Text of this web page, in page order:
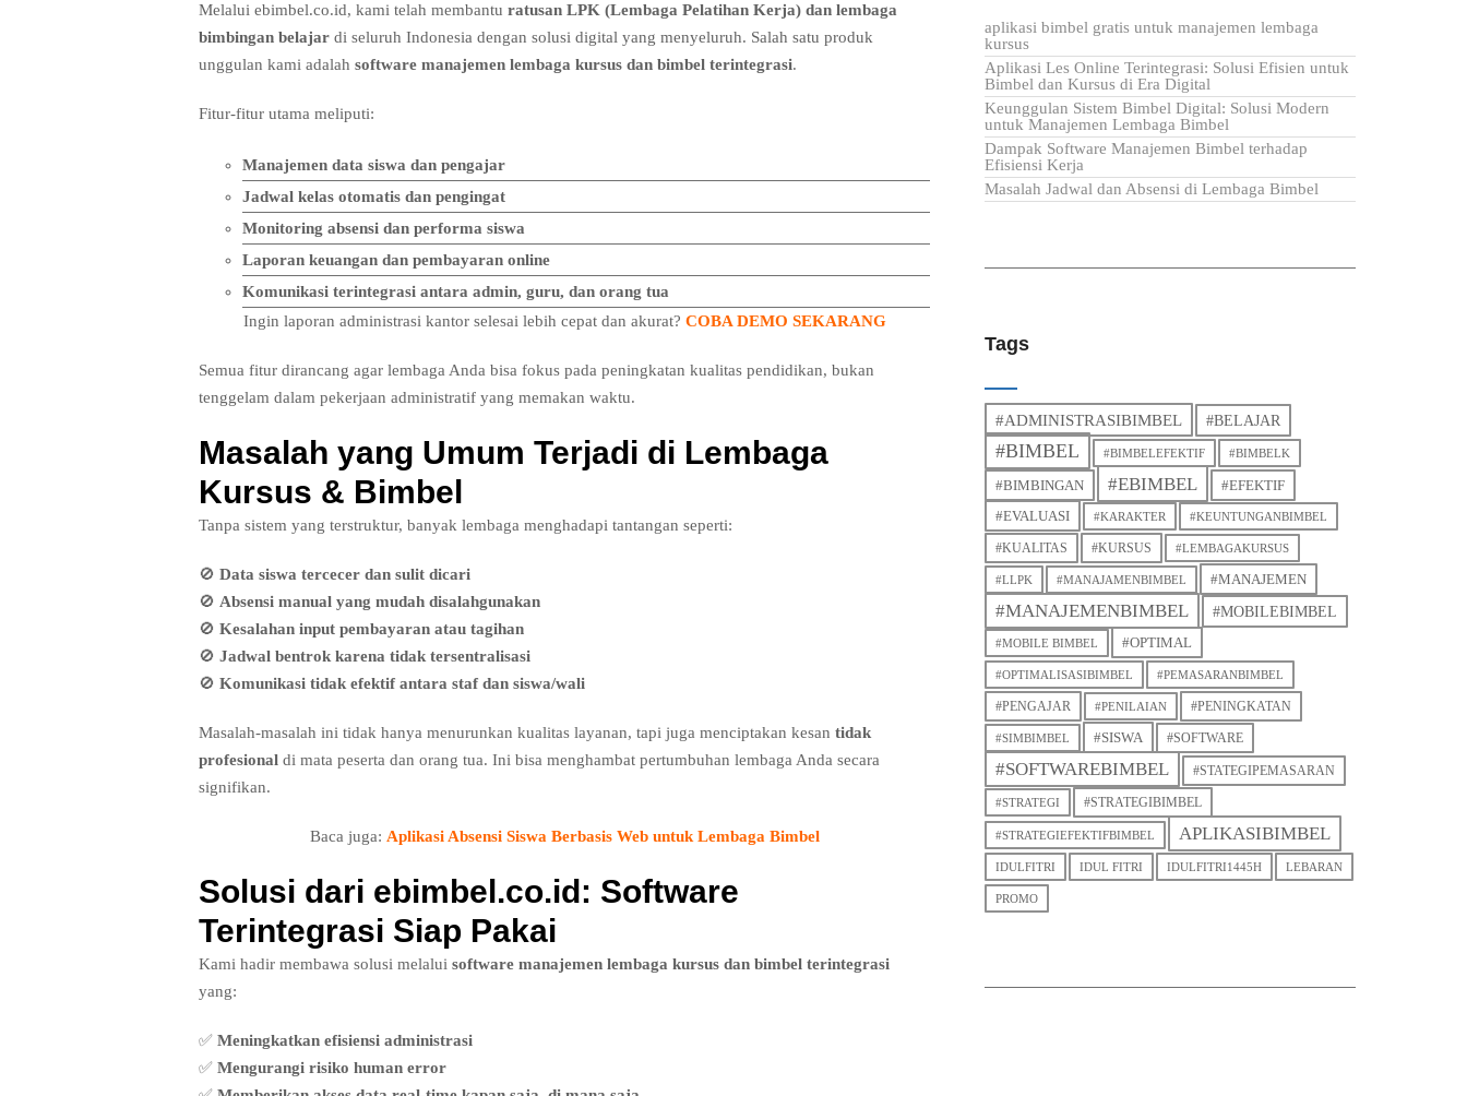
Melalui ebimbel.co.id, kami telah membantu ratusan LPK (Lembaga Pelatihan Kerja) dan lembaga
bimbingan belajar di seluruh Indonesia dengan solusi digital yang menyeluruh. Salah satu produk
unggulan kami adalah software manajemen lembaga kursus dan bimbel terintegrasi.
Fitur-fitur utama meliputi:
Manajemen data siswa dan pengajar
Jadwal kelas otomatis dan pengingat
Monitoring absensi dan performa siswa
Laporan keuangan dan pembayaran online
Komunikasi terintegrasi antara admin, guru, dan orang tua
Ingin laporan administrasi kantor selesai lebih cepat dan akurat? COBA DEMO SEKARANG
Semua fitur dirancang agar lembaga Anda bisa fokus pada peningkatan kualitas pendidikan, bukan
tenggelam dalam pekerjaan administratif yang memakan waktu.
Masalah yang Umum Terjadi di Lembaga
Kursus & Bimbel
Tanpa sistem yang terstruktur, banyak lembaga menghadapi tantangan seperti:
🚫 Data siswa tercecer dan sulit dicari
🚫 Absensi manual yang mudah disalahgunakan
🚫 Kesalahan input pembayaran atau tagihan
🚫 Jadwal bentrok karena tidak tersentralisasi
🚫 Komunikasi tidak efektif antara staf dan siswa/wali
Masalah-masalah ini tidak hanya menurunkan kualitas layanan, tapi juga menciptakan kesan tidak
profesional di mata peserta dan orang tua. Ini bisa menghambat pertumbuhan lembaga Anda secara
signifikan.
Baca juga: Aplikasi Absensi Siswa Berbasis Web untuk Lembaga Bimbel
Solusi dari ebimbel.co.id: Software
Terintegrasi Siap Pakai
Kami hadir membawa solusi melalui software manajemen lembaga kursus dan bimbel terintegrasi
yang:
✅ Meningkatkan efisiensi administrasi
✅ Mengurangi risiko human error
aplikasi bimbel gratis untuk manajemen lembaga
kursus
Aplikasi Les Online Terintegrasi: Solusi Efisien untuk
Bimbel dan Kursus di Era Digital
Keunggulan Sistem Bimbel Digital: Solusi Modern
untuk Manajemen Lembaga Bimbel
Dampak Software Manajemen Bimbel terhadap
Efisiensi Kerja
Masalah Jadwal dan Absensi di Lembaga Bimbel
Tags
#ADMINISTRASIBIMBEL #BELAJAR
#BIMBEL #BIMBELEFEKTIF #BIMBELK
#BIMBINGAN #EBIMBEL
#EFEKTIF
#EVALUASI
#KARAKTER #KEUNTUNGANBIMBEL
#KUALITAS #KURSUS #LEMBAGAKURSUS
#LLPK #MANAJAMENBIMBEL #MANAJEMEN
#MANAJEMENBIMBEL #MOBILEBIMBEL
#MOBILE BIMBEL #OPTIMAL
#OPTIMALISASIBIMBEL #PEMASARANBIMBEL
#PENGAJAR #PENILAIAN #PENINGKATAN
#SIMBIMBEL #SISWA #SOFTWARE
#SOFTWAREBIMBEL #STATEGIPEMASARAN
#STRATEGI #STRATEGIBIMBEL
#STRATEGIEFEKTIFBIMBEL APLIKASIBIMBEL
IDULFITRI IDUL FITRI IDULFITRI1445H LEBARAN
PROMO